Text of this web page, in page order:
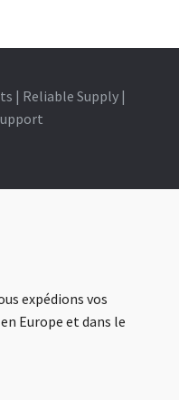
| Reliable Supply |
expédions vos
Europe et dans le